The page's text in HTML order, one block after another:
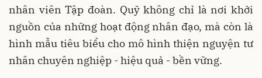
nhân viên Tập đoàn. Quỹ không chỉ là nơi khởi
nguồn của những hoạt động nhân đạo, mà còn là
hình mẫu tiêu biểu cho mô hình thiện nguyện tư
nhân chuyên nghiệp - hiệu quả - bền vững.